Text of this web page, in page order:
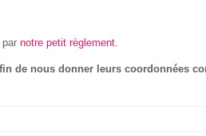
notre petit règlement
de nous donner leurs coordonnées